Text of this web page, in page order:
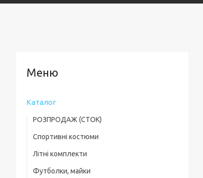
Каталог
РОЗПРОДАЖ (СТОК)
Футболки
Літні комплекти
Шорти, бріджі, треси
Спортивні костюми
Хлопчикам
Дівчаткам
Літні комплекти
Хлопчикам
Футболки, майки